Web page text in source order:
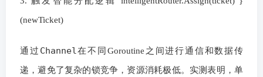
(newTicket)
通过 Channel在不同Goroutine之间进行通信和数据传
递，避免了复杂的锁竞争，资源消耗极低。实测表明，单